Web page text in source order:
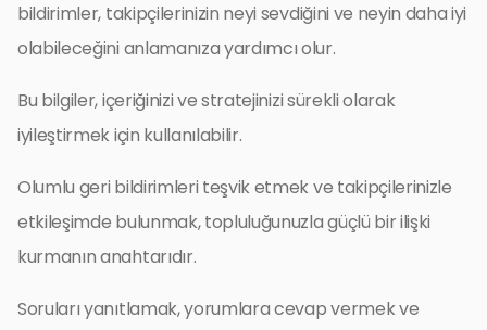
bildirimler, takipçilerinizin neyi sevdiğini ve neyin daha iyi
olabileceğini anlamanıza yardımcı olur.
Bu bilgiler, içeriğinizi ve stratejinizi sürekli olarak
iyileştirmek için kullanılabilir.
Olumlu geri bildirimleri teşvik etmek ve takipçilerinizle
etkileşimde bulunmak, topluluğunuzla güçlü bir ilişki
kurmanın anahtarıdır.
Soruları yanıtlamak, yorumlara cevap vermek ve